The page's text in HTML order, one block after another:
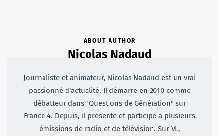
ABOUT AUTHOR
Nicolas Nadaud
Journaliste et animateur, Nicolas Nadaud est un vrai
passionné d'actualité. Il démarre en 2010 comme
débatteur dans "Questions de Génération" sur
France 4. Depuis, il présente et participe à plusieurs
émissions de radio et de télévision. Sur VL,